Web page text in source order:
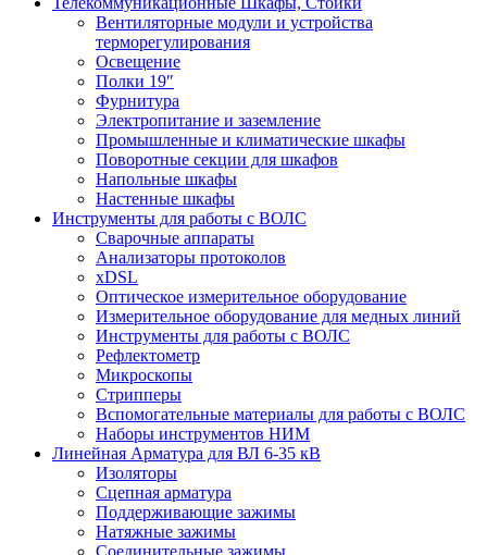
Вентиляторные модули и устройства
терморегулирования
Освещение
Полки 19″
Фурнитура
Электропитание и заземление
Промышленные и климатические шкафы
Поворотные секции для шкафов
Напольные шкафы
Настенные шкафы
Инструменты для работы с ВОЛС
Сварочные аппараты
Анализаторы протоколов
xDSL
Оптическое измерительное оборудование
Измерительное оборудование для медных линий
Инструменты для работы с ВОЛС
Рефлектометр
Микроскопы
Стрипперы
Вспомогательные материалы для работы с ВОЛС
Наборы инструментов НИМ
Линейная Арматура для ВЛ 6-35 кВ
Изоляторы
Сцепная арматура
Поддерживающие зажимы
Натяжные зажимы
Соединительные зажимы